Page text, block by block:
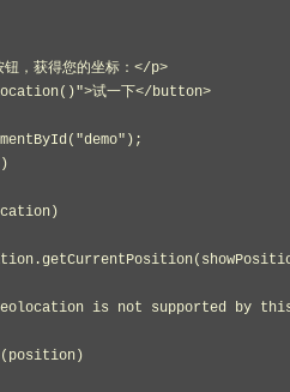
，获得您的坐标：</p>
试一下</button>